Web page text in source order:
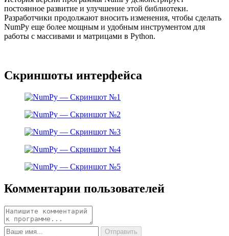
постоянное развитие и улучшение этой библиотеки.
Разработчики продолжают вносить изменения, чтобы сделать
NumPy еще более мощным и удобным инструментом для
работы с массивами и матрицами в Python.
Скриншоты интерфейса
Комментарии пользователей